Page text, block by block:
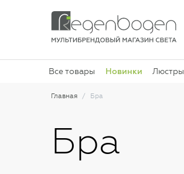
Все товары Новинки Люстры
Главная Бра
Бра